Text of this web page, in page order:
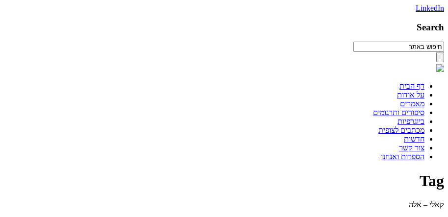
LinkedIn
Search
דף הבית
על אודות
מאמרים
סיפורים ותרגומים
ביוגרפיות
מכתבים לצופית
חדשות
צור קשר
הספרות ואנחנו
Tag
קאלי – אלה